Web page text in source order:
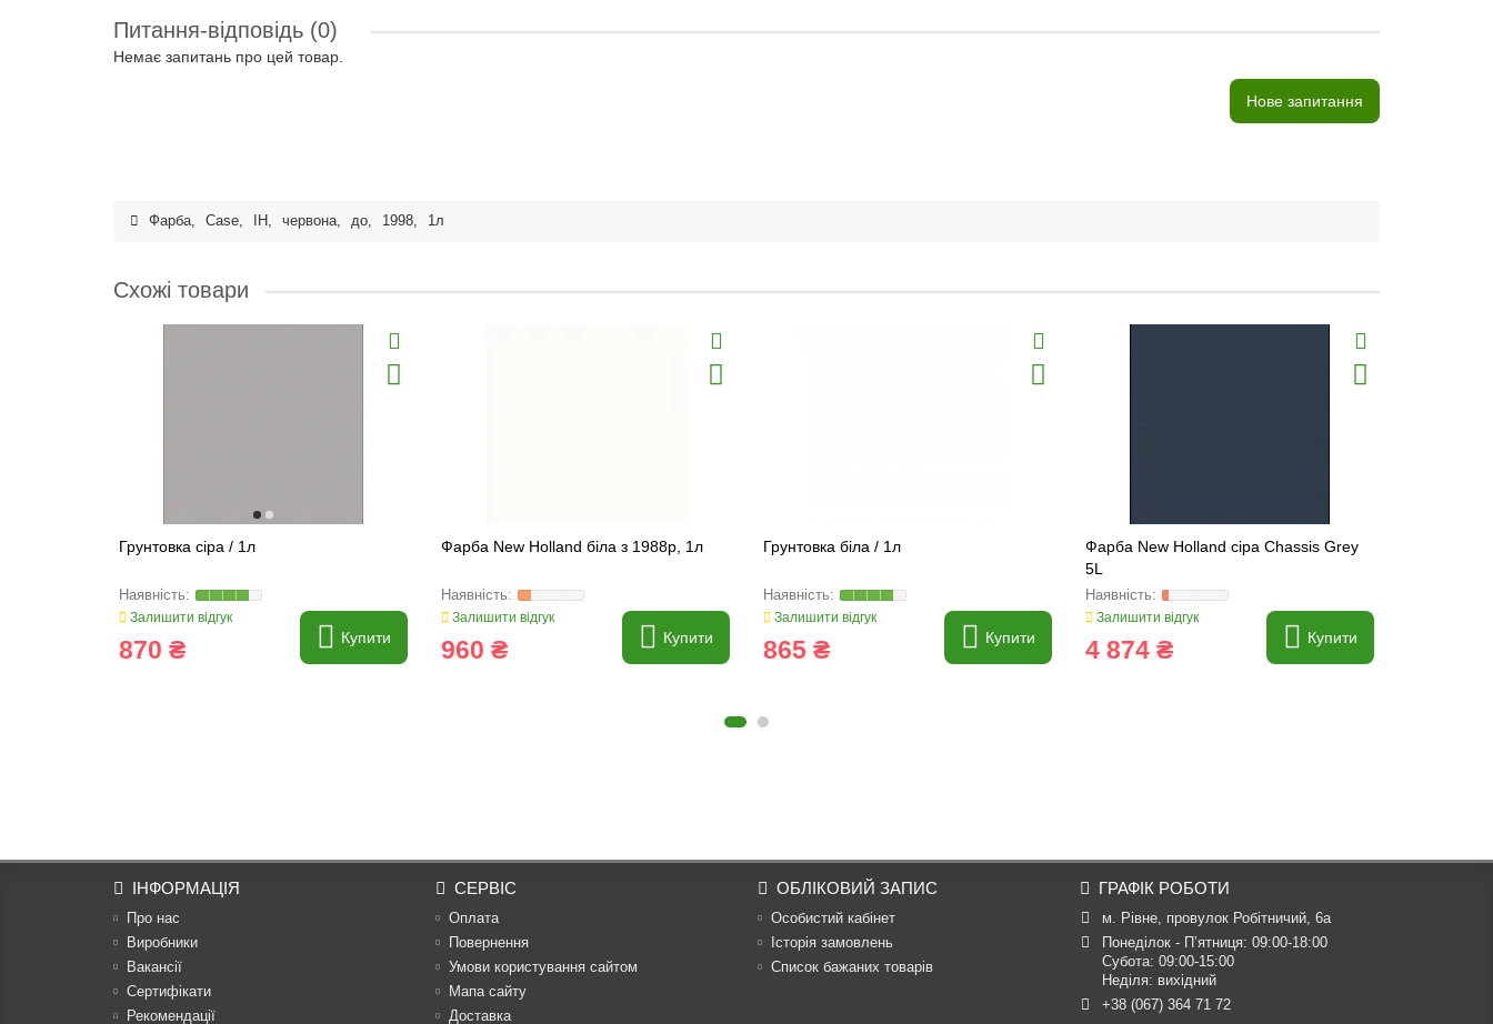
Питання-відповідь (0)
Немає запитань про цей товар.
Нове запитання
Фарба, Case, IH , червона, до, 1998, 1л
Схожі товари
Грунтовка сіра / 1л
Залишити відгук
870 ₴ Купити
Фарба New Holland біла з 1988р, 1л
Залишити відгук
960 ₴ Купити
Грунтовка біла / 1л
Залишити відгук
865 ₴ Купити
Фарба New Holland сіра Chassis Grey
5L
Залишити відгук
4 874 ₴ Купити
ІНФОРМАЦІЯ
Про нас
Виробники
Вакансії
Сертифікати
Рекомендації
СЕРВІС
Оплата
Повернення
Умови користування сайтом
Мапа сайту
Доставка
ОБЛІКОВИЙ ЗАПИС
Особистий кабінет
Історія замовлень
Список бажаних товарів
ГРАФІК РОБОТИ
м. Рівне, провулок Робітничий, 6а
Понеділок - П’ятниця: 09:00-18:00
Субота: 09:00-15:00
Неділя: вихідний
+38 (067) 364 71 72